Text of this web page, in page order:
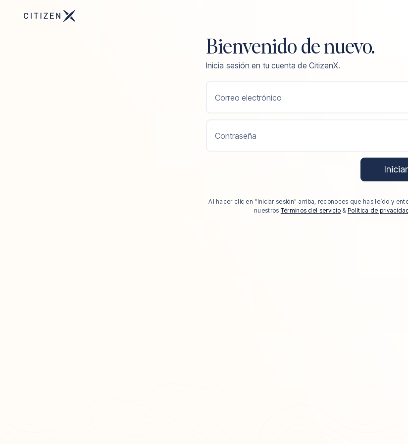
Bienvenido de nuevo.
Inicia sesión en tu cuenta de CitizenX.
Correo electrónico
Contraseña
Al hacer clic en "Iniciar sesión" arriba, reconoces que has leído y
nuestros Términos del servicio & Política de